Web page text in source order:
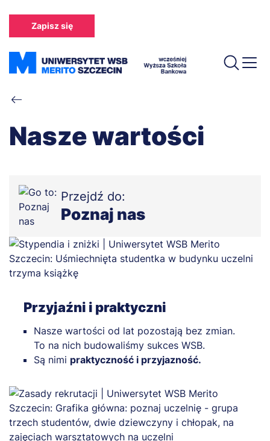
treści
Zapisz się
Ścieżka
nawigacyjna
Nasze wartości
Przejdź do:
Poznaj nas
Przyjaźni i praktyczni
Nasze wartości od lat pozostają bez zmian.
To na nich budowaliśmy sukces WSB.
Są nimi praktyczność i przyjazność.